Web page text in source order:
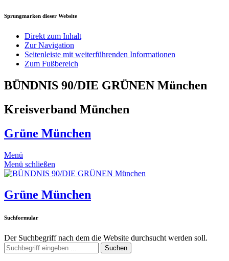
Sprungmarken dieser Website
Direkt zum Inhalt
Zur Navigation
Seitenleiste mit weiterführenden Informationen
Zum Fußbereich
BÜNDNIS 90/DIE GRÜNEN München
Kreisverband München
Grüne München
Menü
Menü schließen
Grüne München
Suchformular
Der Suchbegriff nach dem die Website durchsucht werden soll.
Suchen